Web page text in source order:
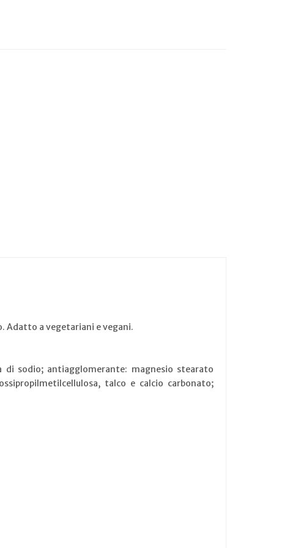
Adatto a vegetariani e vegani.
di sodio; antiagglomerante: magnesio stearato
talco e calcio carbonato;